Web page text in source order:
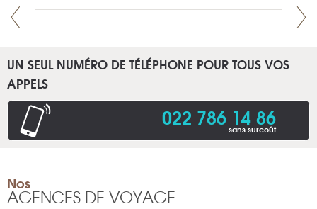
UN SEUL NUMÉRO DE TÉLÉPHONE POUR TOUS VOS
APPELS
022 786 14 86
sans surcoût
Nos
AGENCES DE VOYAGE